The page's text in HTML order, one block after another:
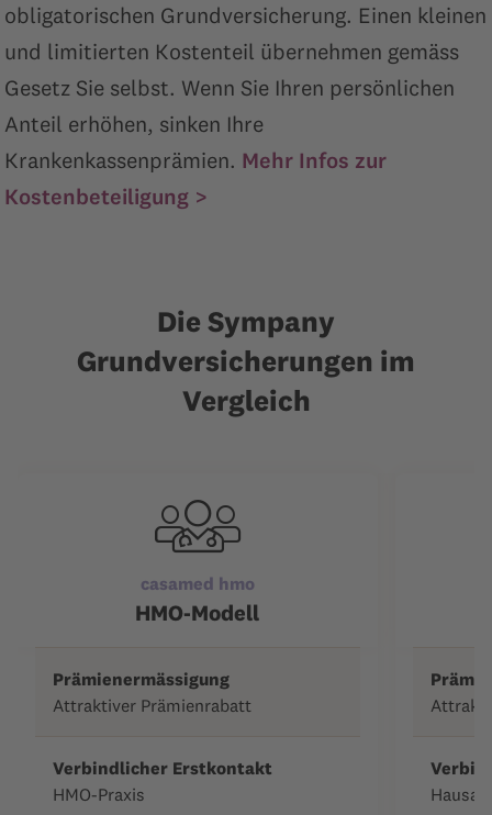
obligatorischen Grundversicherung. Einen kleinen
und limitierten Kostenteil übernehmen gemäss
Gesetz Sie selbst. Wenn Sie Ihren persönlichen
Anteil erhöhen, sinken Ihre
Krankenkassenprämien. Mehr Infos zur
Kostenbeteiligung >
Die Sympany
Grundversicherungen im
Vergleich
casamed hmo
HMO-Modell
Prämienermässigung
Attraktiver Prämienrabatt
Verbindlicher Erstkontakt
HMO-Praxis